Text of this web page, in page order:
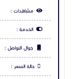
مشاهدات :
الخدمة :
جوال التواصل :
حالة السعر :